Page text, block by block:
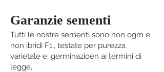
Garanzie sementi
Tutti le nostre sementi sono non ogm e
non ibridi F1., testate per purezza
varietale e. germinazioen ai termini di
legge,